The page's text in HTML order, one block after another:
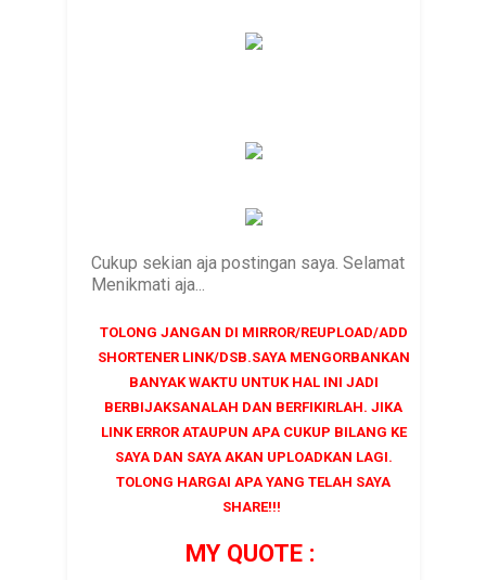
Cukup sekian aja postingan saya. Selamat
Menikmati aja...
TOLONG JANGAN DI MIRROR/REUPLOAD/ADD
SHORTENER LINK/DSB.SAYA MENGORBANKAN
BANYAK WAKTU UNTUK HAL INI JADI
BERBIJAKSANALAH DAN BERFIKIRLAH. JIKA
LINK ERROR ATAUPUN APA CUKUP BILANG KE
SAYA DAN SAYA AKAN UPLOADKAN LAGI.
TOLONG HARGAI APA YANG TELAH SAYA
SHARE!!!
MY QUOTE :